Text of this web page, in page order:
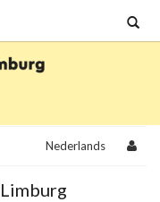
Nederlands